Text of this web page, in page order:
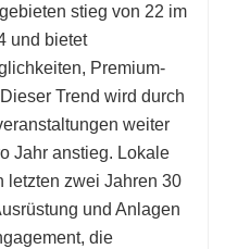
stieg von 22 im
und bietet
Premium-
Trend wird durch
weiter
Jahr anstieg. Lokale
letzten zwei Jahren 30
und Anlagen
die